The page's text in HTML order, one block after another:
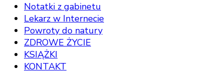
Notatki z gabinetu
Lekarz w Internecie
Powroty do natury
ZDROWE ŻYCIE
KSIĄŻKI
KONTAKT